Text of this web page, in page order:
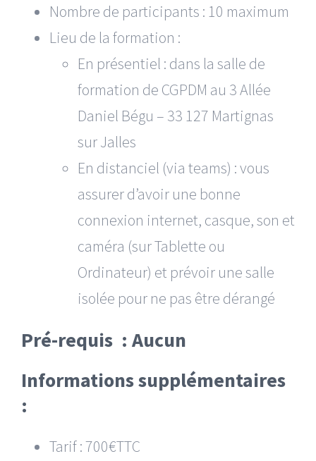
Nombre de participants : 10 maximum
Lieu de la formation :
En présentiel : dans la salle de
formation de CGPDM au 3 Allée
Daniel Bégu – 33 127 Martignas
sur Jalles
En distanciel (via teams) : vous
assurer d’avoir une bonne
connexion internet, casque, son et
caméra (sur Tablette ou
Ordinateur) et prévoir une salle
isolée pour ne pas être dérangé
Pré-requis : Aucun
Informations supplémentaires
:
Tarif : 700€TTC